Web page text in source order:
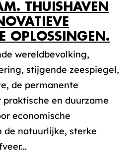
THUISHAVEN
OPLOSSINGEN.
wereldbevolking,
stijgende zeespiegel,
de permanente
en duurzame
economische
de natuurlijke, sterke